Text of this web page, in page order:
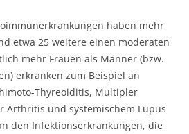
haben mehr
etwa 25 weitere einen moderaten
mehr Frauen als Männer (bzw.
erkranken zum Beispiel an
Thyreoiditis, Multipler
Arthritis und systemischem Lupus
den Infektionserkrankungen, die